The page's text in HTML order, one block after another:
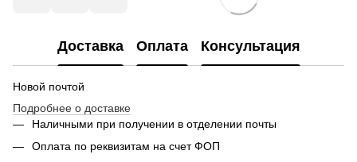
Доставка Оплата Консультация
Новой почтой
Подробнее о доставке
Наличными при получении в отделении почты
Оплата по реквизитам на счет ФОП